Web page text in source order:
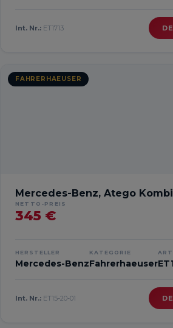
Int. Nr.: ET1713
FAHRERHAEUSER
Mercedes-Benz, Atego
NETTO-PREIS
345 €
HERSTELLER
Mercedes-Benz
KATEGORIE
Fahrerhaeuser
Int. Nr.: ET15-20-01